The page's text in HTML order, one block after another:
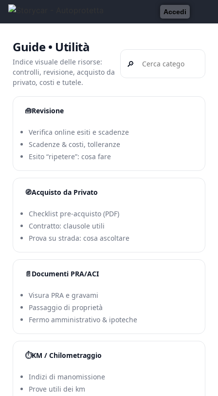
Accedi
Guide • Utilità
Indice visuale delle risorse:
controlli, revisione, acquisto da
privato, costi e tutele.
🔎
🧰Revisione
Verifica online esiti e scadenze
Scadenze & costi, tolleranze
Esito “ripetere”: cosa fare
🧭Acquisto da Privato
Checklist pre-acquisto (PDF)
Contratto: clausole utili
Prova su strada: cosa ascoltare
📄 Documenti PRA/ACI
Visura PRA e gravami
Passaggio di proprietà
Fermo amministrativo & ipoteche
⏱️KM / Chilometraggio
Indizi di manomissione
Prove utili dei km